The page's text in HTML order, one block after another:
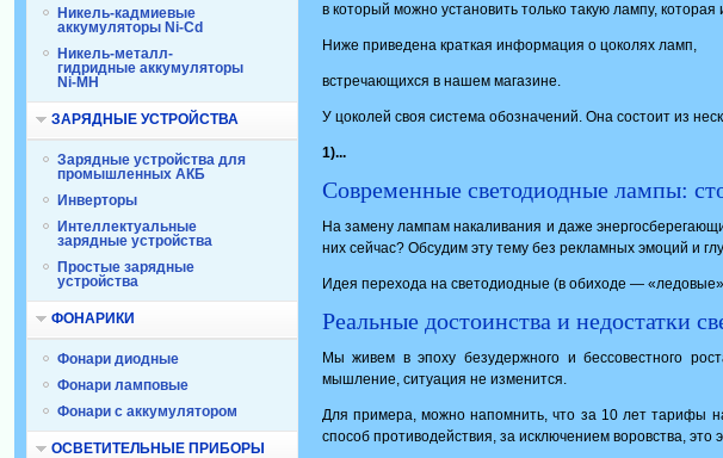
Никель-кадмиевые
аккумуляторы Ni-Cd
Никель-металл-
гидридные аккумуляторы
Ni-MH
ЗАРЯДНЫЕ УСТРОЙСТВА
Зарядные устройства для
промышленных АКБ
Инверторы
Интеллектуальные
зарядные устройства
Простые зарядные
устройства
ФОНАРИКИ
Фонари диодные
Фонари ламповые
Фонари с аккумулятором
ОСВЕТИТЕЛЬНЫЕ ПРИБОРЫ
в который можно установить только такую лампу,
Ниже приведена краткая информация о цоколях ламп,
встречающихся в нашем магазине.
У цоколей своя система обозначений. Она состоит из
1)...
Современные светодиодные лампы:
На замену лампам накаливания и даже
них сейчас? Обсудим эту тему без рекламных эмоций и
Идея перехода на светодиодные (в обиходе —
Реальные достоинства и недостатки
Мы живем в эпоху безудержного и бессовестного
мышление, ситуация не изменится.
Для примера, можно напомнить, что за 10 лет тарифы
способ противодействия, за исключением воровства, это